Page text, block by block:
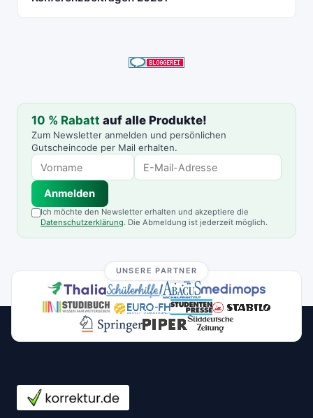
10 % Rabatt auf alle Produkte!
Zum Newsletter anmelden und persönlichen
Gutscheincode per Mail erhalten.
Anmelden
Ich möchte den Newsletter erhalten und akzeptiere die
Datenschutzerklärung. Die Abmeldung ist jederzeit möglich.
UNSERE PARTNER